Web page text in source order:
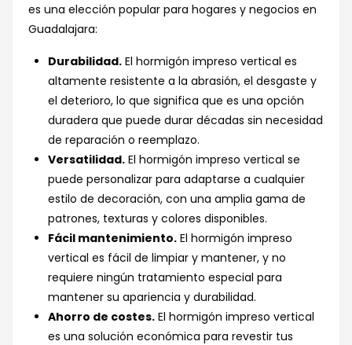
es una elección popular para hogares y negocios en
Guadalajara:
Durabilidad. El hormigón impreso vertical es
altamente resistente a la abrasión, el desgaste y
el deterioro, lo que significa que es una opción
duradera que puede durar décadas sin necesidad
de reparación o reemplazo.
Versatilidad. El hormigón impreso vertical se
puede personalizar para adaptarse a cualquier
estilo de decoración, con una amplia gama de
patrones, texturas y colores disponibles.
Fácil mantenimiento. El hormigón impreso
vertical es fácil de limpiar y mantener, y no
requiere ningún tratamiento especial para
mantener su apariencia y durabilidad.
Ahorro de costes. El hormigón impreso vertical
es una solución económica para revestir tus